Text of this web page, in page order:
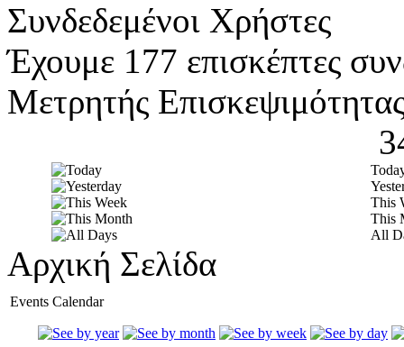
Συνδεδεμένοι Χρήστες
Έχουμε 177 επισκέπτες
Μετρητής
This
This
All
Αρχική Σελίδα
Events Calendar